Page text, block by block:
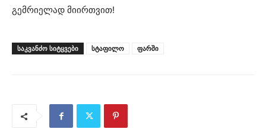
გემრიელად მიირთვით!
ᲡᲐᲙᲕᲐᲜᲫᲝ ᲡᲘᲢᲧᲕᲔᲑᲘ სტაფილო ფარში